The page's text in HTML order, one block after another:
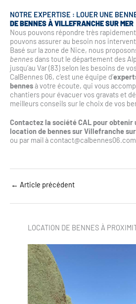
NOTRE EXPERTISE : LOUER UNE
DE BENNES À VILLEFRANCHE SUR MER
Nous pouvons répondre très
pouvons assurer au besoin nos
Basé sur la zone de Nice, nous
bennes dans tout le département des
jusqu’au Var (83) selon les besoins de
CalBennes 06, c’est une équipe d’
bennesà votre écoute, qui vous
chantiers pour évacuer vos gravats et
meilleurs conseils sur le choix de vos
Contactez la société CAL pour
location de bennes sur Villefranche
ou par mail à
← Article précédent
LOCATION DE BENNES À